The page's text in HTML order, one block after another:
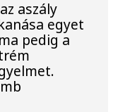
aszály
egyet
pedig a